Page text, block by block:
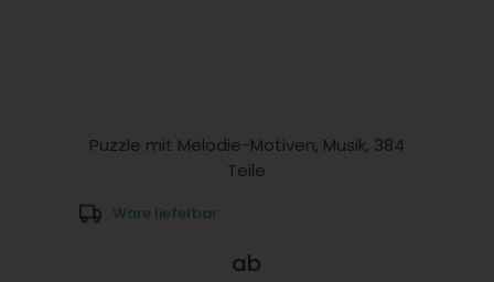
Puzzle mit Melodie-Motiven, Musik, 384
Teile
Ware lieferbar
ab